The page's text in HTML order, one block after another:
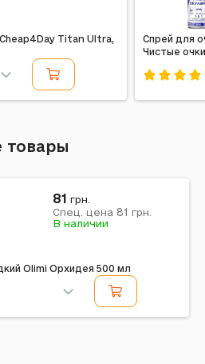
Titan Ultra,
Спрей для
Чистые
товары
Olimi Орхидея 500 мл
81 грн.
Спец. цена 81 грн.
В наличии